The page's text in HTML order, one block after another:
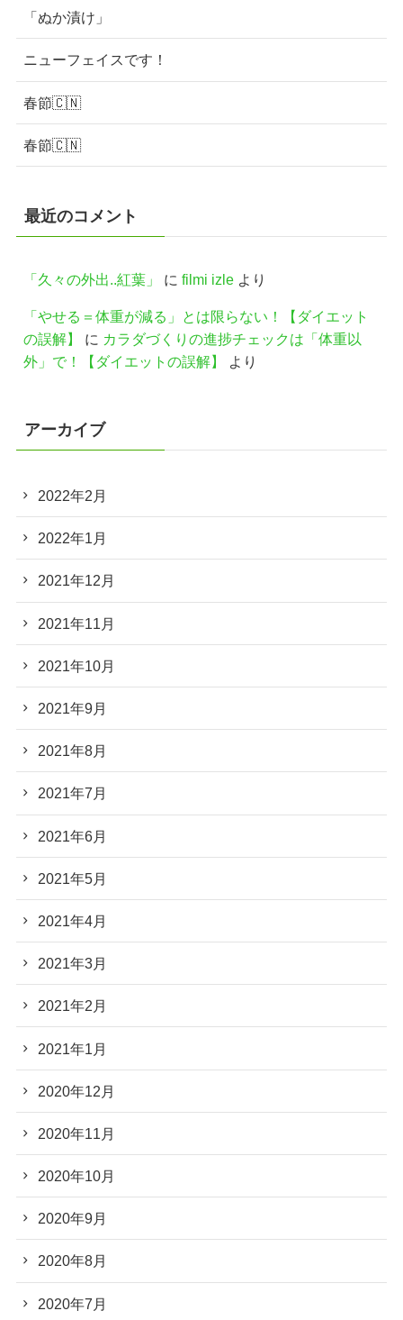
「ぬか漬け」
ニューフェイスです！
春節🇨🇳
春節🇨🇳
最近のコメント
「久々の外出..紅葉」 に filmi izleより
「やせる＝体重が減る」とは限らない！【ダイエット
の誤解】
に カラダづくりの進捗チェックは「体重以
外」で！【ダイエットの誤解】
より
アーカイブ
2022年2月
2022年1月
2021年12月
2021年11月
2021年10月
2021年9月
2021年8月
2021年7月
2021年6月
2021年5月
2021年4月
2021年3月
2021年2月
2021年1月
2020年12月
2020年11月
2020年10月
2020年9月
2020年8月
2020年7月